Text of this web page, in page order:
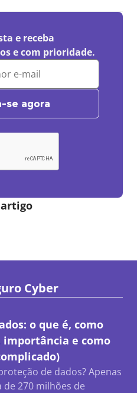
e receba
e com prioridade.
se agora
Cyber
o que é, como
e como
de dados? Apenas
de 270 milhões de